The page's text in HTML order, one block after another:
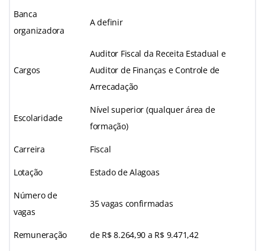
Banca
organizadora
A definir
Cargos
Auditor Fiscal da Receita Estadual e
Auditor de Finanças e Controle de
Arrecadação
Escolaridade
Nível superior (qualquer área de
formação)
Carreira Fiscal
Lotação Estado de Alagoas
Número de
vagas
35 vagas confirmadas
Remuneração de R$ 8.264,90 a R$ 9.471,42